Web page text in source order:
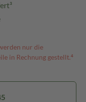
nur die
in Rechnung gestellt.⁴